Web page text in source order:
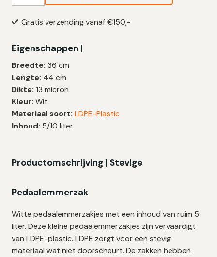
Liter
LDPE
|
13
My
|
36x44
cm
zakken
Gratis verzending vanaf €150,-
Eigenschappen |
Breedte: 36 cm
Lengte: 44 cm
Dikte: 13 micron
Kleur: Wit
Materiaal soort: LDPE-Plastic
Inhoud: 5/10 liter
Productomschrijving | Stevige
Pedaalemmerzak
Witte pedaalemmerzakjes met een inhoud van ruim 5
liter. Deze kleine pedaalemmerzakjes zijn vervaardigt
van LDPE-plastic. LDPE zorgt voor een stevig
materiaal wat niet doorscheurt. De zakken hebben